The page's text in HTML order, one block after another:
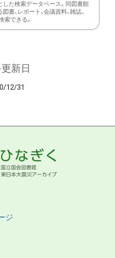
した検索データベース。同図書館
書、レポート、会議資料、雑誌、
索できる。
新日
12/31
ジ